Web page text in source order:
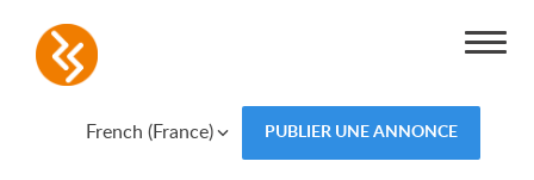
French (France) PUBLIER UNE ANNONCE